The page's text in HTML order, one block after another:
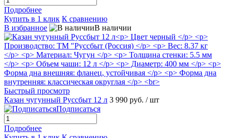
Подробнее
Купить в 1 клик К сравнению
В избранное
В наличии
Быстрый просмотр
Казан чугунный Руссбыт 12 л 3 990 руб. / шт
Подписаться
Подробнее